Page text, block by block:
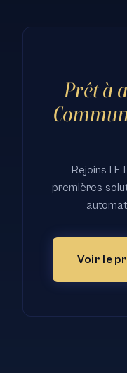
Prêt à
Rejoins LE
premières
Voir le